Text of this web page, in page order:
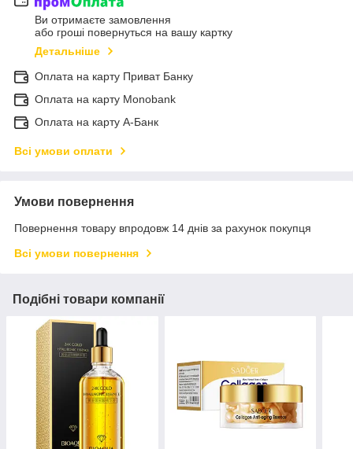
Ви отримаєте замовлення
або гроші повернуться на вашу картку
Детальніше
Оплата на карту Приват Банку
Оплата на карту Monobank
Оплата на карту А-Банк
Всі умови оплати
Умови повернення
Повернення товару впродовж 14 днів за рахунок покупця
Всі умови повернення
Подібні товари компанії